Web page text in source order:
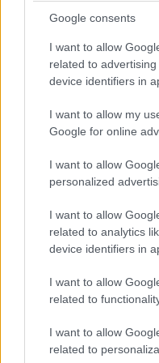
Google consents
I want to allow
related to
device identifiers in
I want to allow my
Google for online
I want to allow
personalized
I want to allow
related to analytics
device identifiers in
I want to allow
related to
I want to allow
related to
Beszélgetéseink
Rékával élni: a barátok
az elvárások, amiknek
Egy este, miközben
– Az autót… egy év után
hogy lenyűgözzön. Nem
Bólintottam. Nem lepett
Felnézett rám.
– Hívnom kellett volna.
Aztán amikor elkezdett